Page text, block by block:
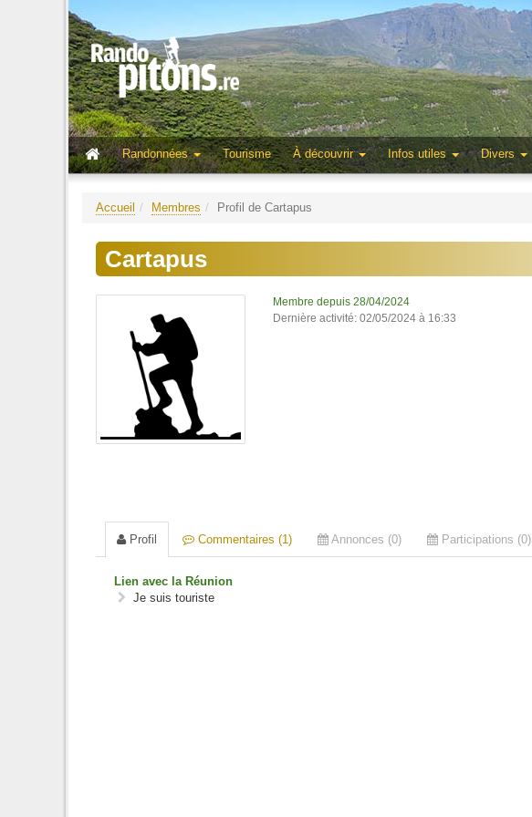
Randonnées
Tourisme À découvrir Infos utiles Divers
Accueil Membres Profil de Cartapus
Cartapus
Membre depuis 28/04/2024
Dernière activité: 02/05/2024 à 16:33
Profil Commentaires (1) Annonces (0) Participations (0)
Lien avec la Réunion
Je suis touriste